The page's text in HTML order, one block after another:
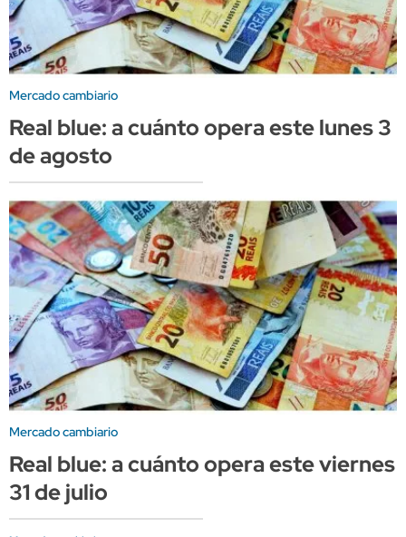
Mercado cambiario
Real blue: a cuánto opera este lunes 3
de agosto
Mercado cambiario
Real blue: a cuánto opera este viernes
31 de julio